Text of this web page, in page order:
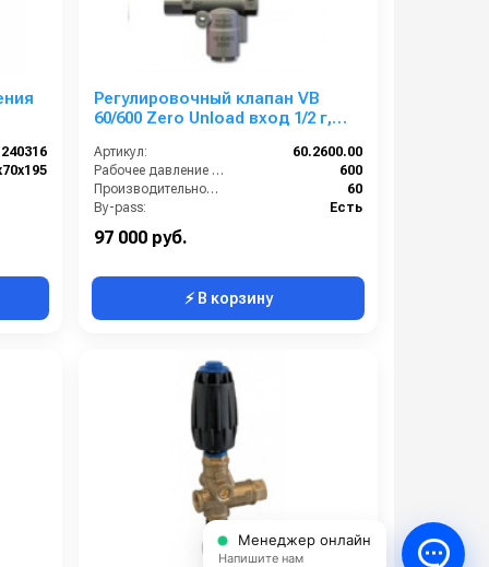
240316
Регулировочный клапан VB
60/600 Zero Unload вход 1/2 г,
нерж.
Артикул:
60.2600.00
Рабочее давление (бар):
600
Производительность (л/мин):
60
By-pass:
Есть
97 000 руб.
⚡ В корзину
Менеджер онлайн
Напишите нам